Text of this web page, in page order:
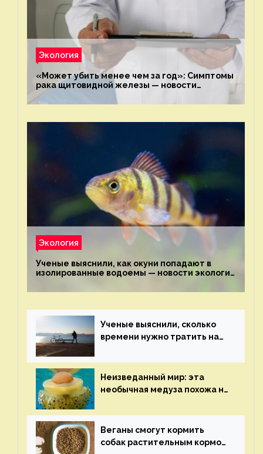
Экология
«Может убить менее чем за год»: Симптомы
рака щитовидной железы — новости
экологии на ECOportal
Экология
Ученые выяснили, как окуни попадают в
изолированные водоемы — новости экологии
Ученые выяснили, сколько
времени нужно тратить на
здоровья — новости экологии
на ECOportal
Неизведанный мир: эта
необычная медуза похожа на
экологии на ECOportal
Веганы смогут кормить
собак растительным кормом